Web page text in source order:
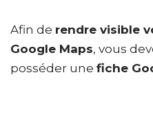
Afin de rendre visible
Google Maps, vous
posséder une fiche